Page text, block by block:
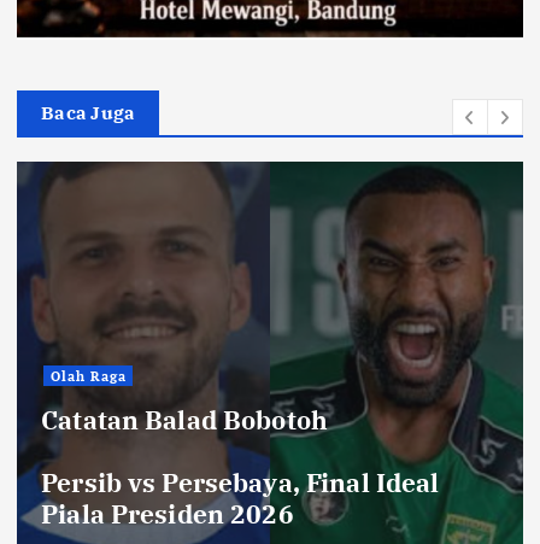
Baca Juga
Hiburan
Toko Perlengkapan Mayat, Bisa
Laku dengan Syarat ini, Ngeri …!
Saksikan di Bioskop